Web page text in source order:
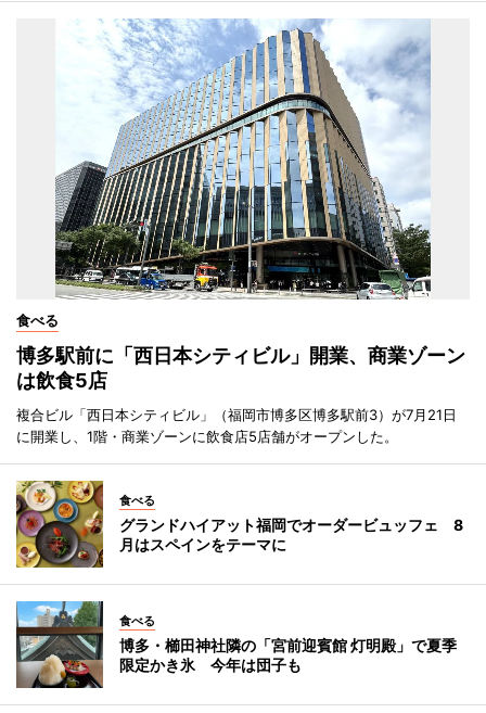
食べる
博多駅前に「西日本シティビル」開業、商業ゾーン
は飲食5店
複合ビル「西日本シティビル」（福岡市博多区博多駅前3）が7月21日
に開業し、1階・商業ゾーンに飲食店5店舗がオープンした。
食べる
グランドハイアット福岡でオーダービュッフェ 8
月はスペインをテーマに
食べる
博多・櫛田神社隣の「宮前迎賓館 灯明殿」で夏季
限定かき氷 今年は団子も